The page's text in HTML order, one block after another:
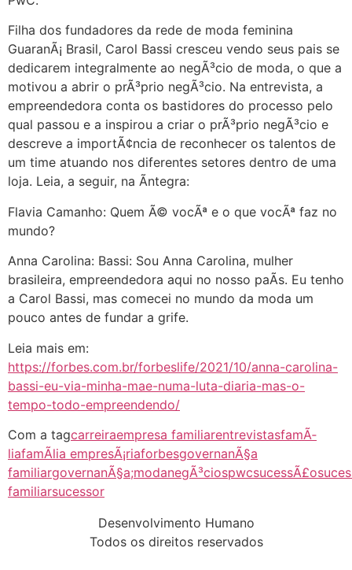
Filha dos fundadores da rede de moda feminina
GuaranÃ¡ Brasil, Carol Bassi cresceu vendo seus pais se
dedicarem integralmente ao negÃ³cio de moda, o que a
motivou a abrir o prÃ³prio negÃ³cio. Na entrevista, a
empreendedora conta os bastidores do processo pelo
qual passou e a inspirou a criar o prÃ³prio negÃ³cio e
descreve a importÃ¢ncia de reconhecer os talentos de
um time atuando nos diferentes setores dentro de uma
loja. Leia, a seguir, na Ã­ntegra:
Flavia Camanho: Quem Ã© vocÃª e o que vocÃª faz no
mundo?
Anna Carolina: Bassi: Sou Anna Carolina, mulher
brasileira, empreendedora aqui no nosso paÃ­s. Eu tenho
a Carol Bassi, mas comecei no mundo da moda um
pouco antes de fundar a grife.
Leia mais em:
https://forbes.com.br/forbeslife/2021/10/anna-carolina-
bassi-eu-via-minha-mae-numa-luta-diaria-mas-o-
tempo-todo-empreendendo/
Com a tagcarreiraempresa familiarentrevistasfamÃ­
liafamÃ­lia empresÃ¡riaforbesgovernanÃ§a
familiargovernanÃ§a;modanegÃ³ciospwcsucessÃ£o
familiarsucessor
Desenvolvimento Humano
Todos os direitos reservados